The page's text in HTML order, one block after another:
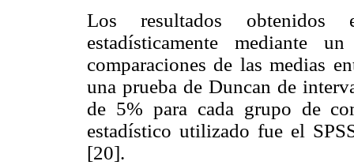
Los resultados obtenidos
estadísticamente mediante
comparaciones de las medias
una prueba de Duncan de
de 5% para cada grupo de
estadístico utilizado fue el
[20].